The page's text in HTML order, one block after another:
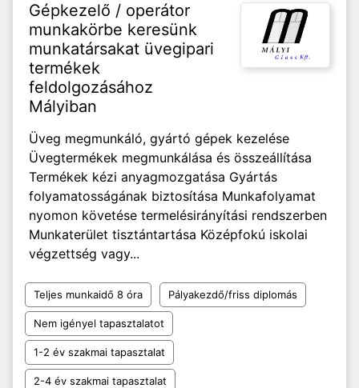
Gépkezelő / operátor
munkakörbe keresünk
munkatársakat üvegipari
termékek
feldolgozásához
Mályiban
Üveg megmunkáló, gyártó gépek kezelése
Üvegtermékek megmunkálása és összeállítása
Termékek kézi anyagmozgatása Gyártás
folyamatosságának biztosítása Munkafolyamat
nyomon követése termelésirányítási rendszerben
Munkaterület tisztántartása Középfokú iskolai
végzettség vagy...
Teljes munkaidő 8 óra Pályakezdő/friss diplomás
Nem igényel tapasztalatot
1-2 év szakmai tapasztalat
2-4 év szakmai tapasztalat